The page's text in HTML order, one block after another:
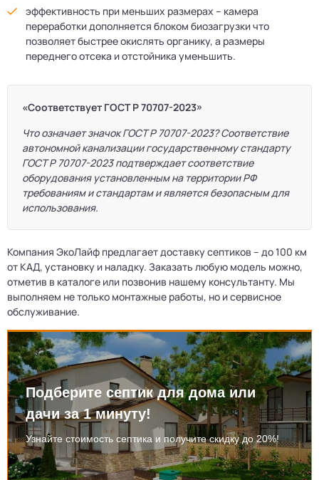
эффективность при меньших размерах – камера
переработки дополняется блоком биозагрузки что
позволяет быстрее окислять органику, а размеры
переднего отсека и отстойника уменьшить.
«Соответствует ГОСТ Р 70707-2023»
Что означает значок ГОСТ Р 70707-2023? Соответствие
автономной канализации государственному стандарту
ГОСТ Р 70707-2023 подтверждает соответствие
оборудования установленным на территории РФ
требованиям и стандартам и является безопасным для
использования.
Компания ЭкоЛайф предлагает доставку септиков – до 100 км
от КАД, установку и наладку. Заказать любую модель можно,
отметив в каталоге или позвонив нашему консультанту. Мы
выполняем не только монтажные работы, но и сервисное
обслуживание.
Подберите септик для дома или
дачи за 1 минуту!
Узнайте стоимость септика и получите скидку до 20%!